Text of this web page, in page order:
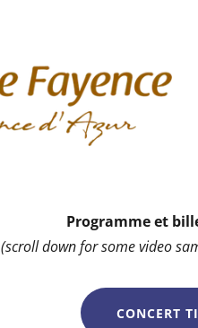
Programme et
(scroll down for some video
CONCERT